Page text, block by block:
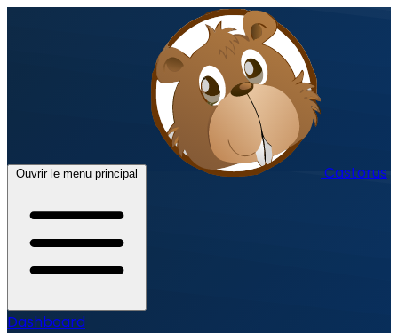
Ouvrir le menu principal Castorus
Dashboard